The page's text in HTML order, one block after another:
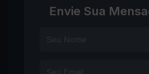
Envie Sua